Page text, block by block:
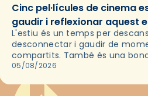
Cinc pel·lícules de cinema
gaudir i reflexionar aquest
L'estiu és un temps per
desconnectar i gaudir de
compartits. També és una
deixar-se portar per una bona
05/08/2026